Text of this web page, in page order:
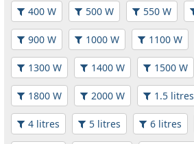
400 W 500 W 550 W
900 W 1000 W 1100 W
1300 W 1400 W 1500 W
1800 W 2000 W 1.5 litres
4 litres 5 litres 6 litres